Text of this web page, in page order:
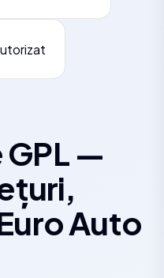
—
Auto